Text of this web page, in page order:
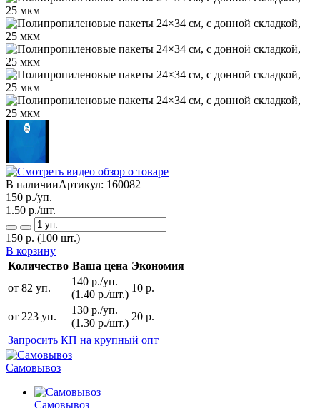
В наличииАртикул: 160082
150 р./уп.
1.50 р./шт.
150 р. (100 шт.)
В корзину
Количество Ваша цена Экономия
от 82 уп.
140 р./уп.
(1.40 р./шт.)
10 р.
от 223 уп.
130 р./уп.
(1.30 р./шт.)
20 р.
Запросить КП на крупный опт
Самовывоз
Самовывоз